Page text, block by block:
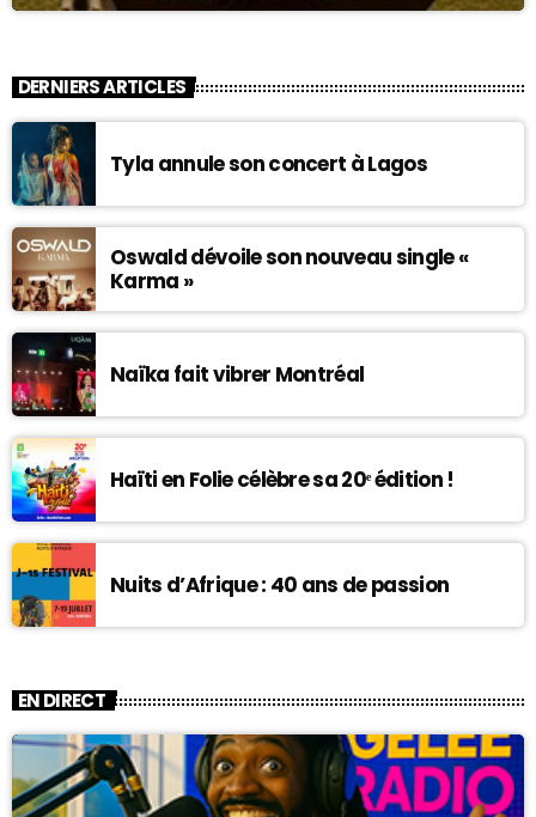
DERNIERS ARTICLES
Tyla annule son concert à Lagos
Oswald dévoile son nouveau single «
Karma »
Naïka fait vibrer Montréal
Haïti en Folie célèbre sa 20ᵉ édition !
Nuits d’Afrique : 40 ans de passion
EN DIRECT